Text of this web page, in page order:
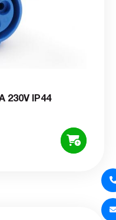
230V IP44